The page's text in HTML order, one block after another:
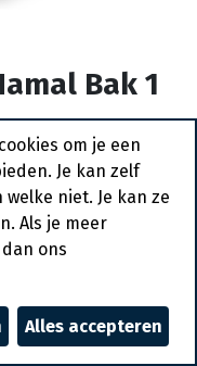
Bak 1
om je een
Je kan zelf
niet. Je kan ze
Als je meer
ons
Alles accepteren